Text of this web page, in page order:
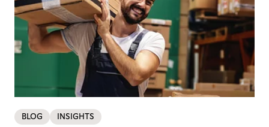
BLOG INSIGHTS